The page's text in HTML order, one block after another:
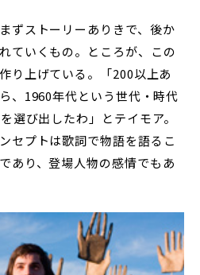
ずストーリーありきで、後か
ていくもの。ところが、この
り上げている。「200以上あ
、1960年代という世代・時代
選び出したわ」とテイモア。
セプトは歌詞で物語を語るこ
あり、登場人物の感情でもあ